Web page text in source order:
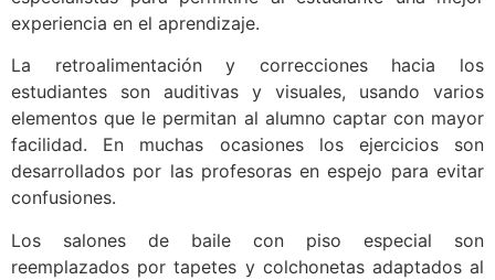
experiencia en el aprendizaje.
La retroalimentación y correcciones hacia los
estudiantes son auditivas y visuales, usando varios
elementos que le permitan al alumno captar con mayor
facilidad. En muchas ocasiones los ejercicios son
desarrollados por las profesoras en espejo para evitar
confusiones.
Los salones de baile con piso especial son
reemplazados por tapetes y colchonetas adaptados al